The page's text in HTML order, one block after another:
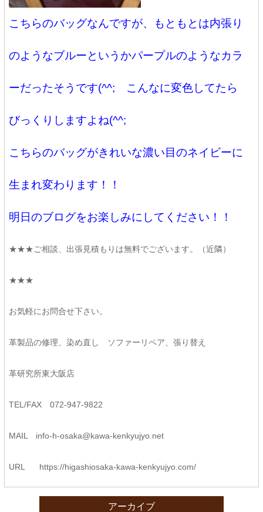
こちらのバッグなんですが、もともとは内張り
のようなブルーというかパープルのようなカラ
ーだったそうです(^^; こんなに変色してたら
びっくりしますよね(^^;
こちらのバッグがきれいな濃い目のネイビーに
生まれ変わります！！
明日のブログをお楽しみにしてください！！
★★★ご相談、出張見積もりは無料でございます。（近隣）
★★★
お気軽にお問合せ下さい。
革製品の修理、染め直し ソファーリペア、張り替え
革研究所東大阪店
TEL/FAX 072-947-9822
MAIL info-h-osaka@kawa-kenkyujyo. net
URL https://higashiosaka-kawa-kenkyujyo.com/
アーカイブ